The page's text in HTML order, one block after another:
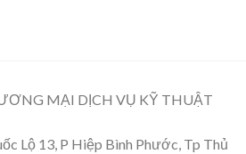
MẠI DỊCH VỤ KỸ THUẬT
Lộ 13, P Hiệp Bình Phước, Tp Thủ